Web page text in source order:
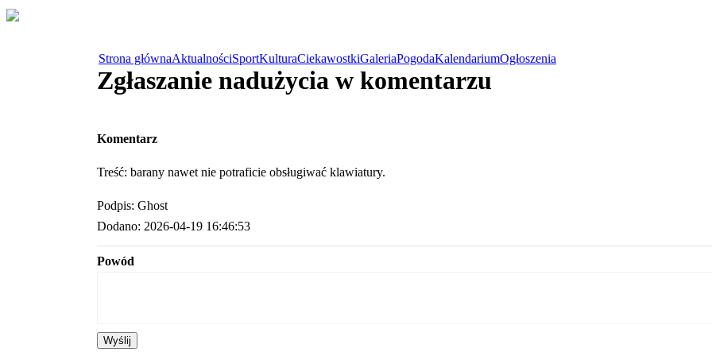
Strona głównaAktualnościSportKulturaCiekawostkiGaleriaPogodaKalendariumOgłoszenia
Zgłaszanie nadużycia w komentarzu
Komentarz
Treść: barany nawet nie potraficie obsługiwać klawiatury.
Podpis: Ghost
Dodano: 2026-04-19 16:46:53
Powód
Wyślij